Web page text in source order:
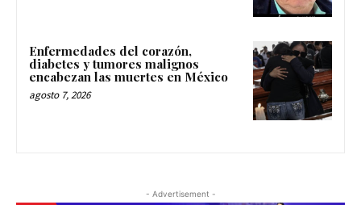
Enfermedades del corazón,
diabetes y tumores malignos
encabezan las muertes en México
agosto 7, 2026
- Advertisement -